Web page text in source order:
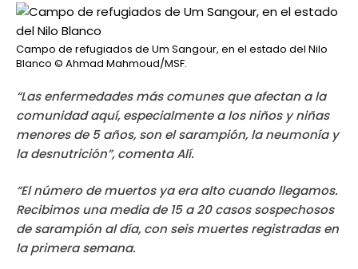
Campo de refugiados de Um Sangour, en el estado del Nilo
Blanco © Ahmad Mahmoud/MSF.
“Las enfermedades más comunes que afectan a la
comunidad aquí, especialmente a los niños y niñas
menores de 5 años, son el sarampión, la neumonía y
la desnutrición”, comenta Alí.
“El número de muertos ya era alto cuando llegamos.
Recibimos una media de 15 a 20 casos sospechosos
de sarampión al día, con seis muertes registradas en
la primera semana.